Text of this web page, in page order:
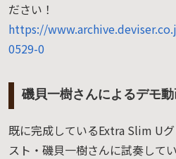
ださい！
https://
0529-0
磯貝一樹さんによるデモ動
既に完成しているExtra Slim U
スト・磯貝一樹さんに試奏して